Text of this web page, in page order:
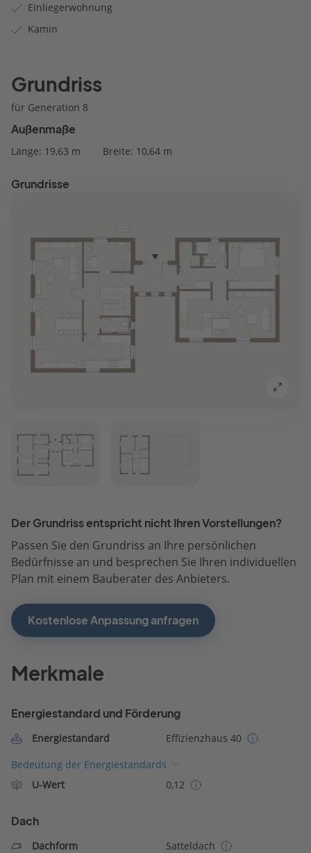
Einliegerwohnung
Kamin
Grundriss
für Generation 8
Außenmaße
Länge: 19,63 m Breite: 10,64 m
Grundrisse
Der Grundriss entspricht nicht Ihren Vorstellungen?
Passen Sie den Grundriss an Ihre persönlichen
Bedürfnisse an und besprechen Sie Ihren individuellen
Plan mit einem Bauberater des Anbieters.
Kostenlose Anpassung anfragen
Merkmale
Energiestandard und Förderung
Energiestandard
Effizienzhaus 40
Bedeutung der Energiestandards
U-Wert
0,12
Dach
Dachform Satteldach